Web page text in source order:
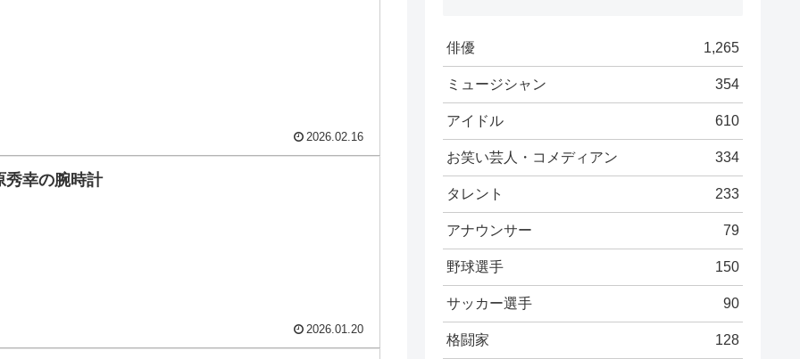
2026.02.16
秀幸の腕時計
2026.01.20
俳優 1,265
ミュージシャン 354
アイドル 610
お笑い芸人・コメディアン 334
タレント 233
アナウンサー 79
野球選手 150
サッカー選手 90
格闘家 128